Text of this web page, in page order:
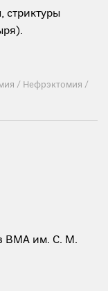
стриктуры
/ Нефрэктомия /
в ВМА им. С. М.